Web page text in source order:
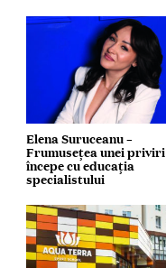
Elena Suruceanu –
Frumusețea unei priviri
începe cu educația
specialistului